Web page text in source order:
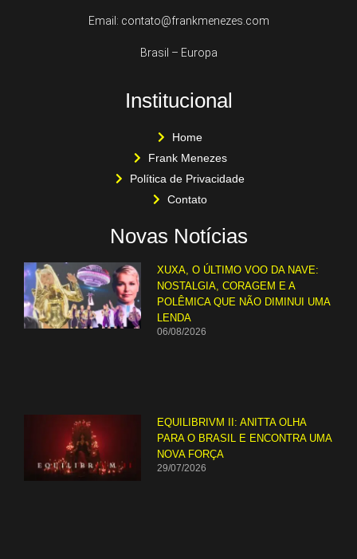
Email: contato@frankmenezes.com
Brasil – Europa
Institucional
Home
Frank Menezes
Política de Privacidade
Contato
Novas Notícias
XUXA, O ÚLTIMO VOO DA NAVE:
NOSTALGIA, CORAGEM E A
POLÊMICA QUE NÃO DIMINUI UMA
LENDA
06/08/2026
EQUILIBRIVM II: ANITTA OLHA
PARA O BRASIL E ENCONTRA UMA
NOVA FORÇA
29/07/2026